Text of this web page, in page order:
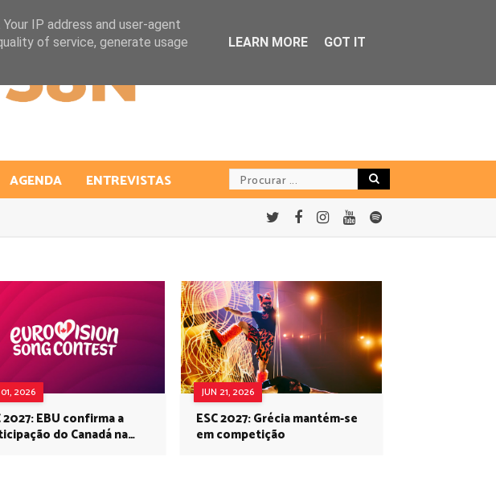
AGENDA ENTREVISTAS
2026
2027: EBU confirma a
do Canadá na
JUN 21, 2026
ESC 2027: Grécia mantém-se
em competição
IP address and user-agent
of service, generate usage
LEARN MORE GOT IT